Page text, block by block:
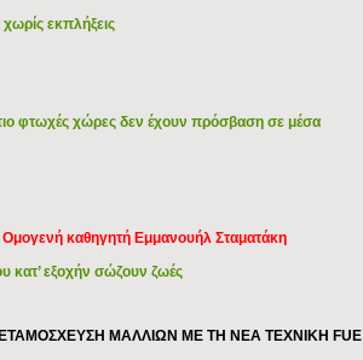
εκπλήξεις
φτωχές χώρες δεν έχουν πρόσβαση σε μέσα
Ομογενή καθηγητή Εμμανουήλ Σταματάκη
κατ’ εξοχήν σώζουν ζωές
ΜΑΛΛΙΩΝ ΜΕ ΤΗ ΝΕΑ ΤΕΧΝΙΚΗ FUE